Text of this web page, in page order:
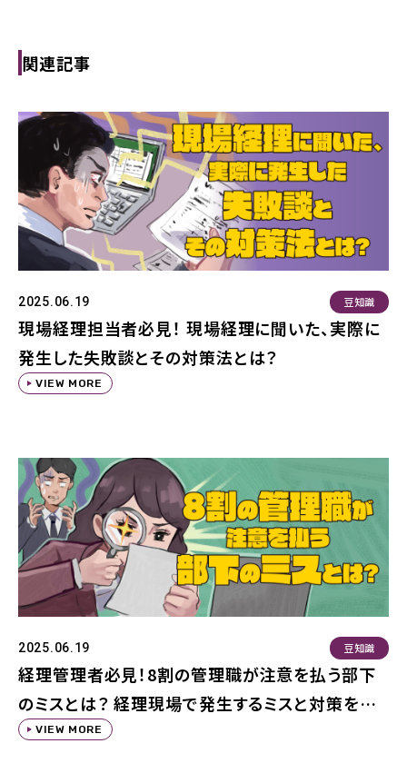
関連記事
2025.06.19 豆知識
現場経理担当者必見！ 現場経理に聞いた、実際に
発生した失敗談とその対策法とは？
VIEW MORE
2025.06.19 豆知識
経理管理者必見！8割の管理職が注意を払う部下
のミスとは？ 経理現場で発生するミスと対策を紹
介 VIEW MORE